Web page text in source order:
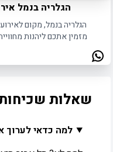
הגלריה בנמל
הגלריה בנמל, מקום
מזמין אתכם ליהנות
שאלות
למה כדאי לערוך